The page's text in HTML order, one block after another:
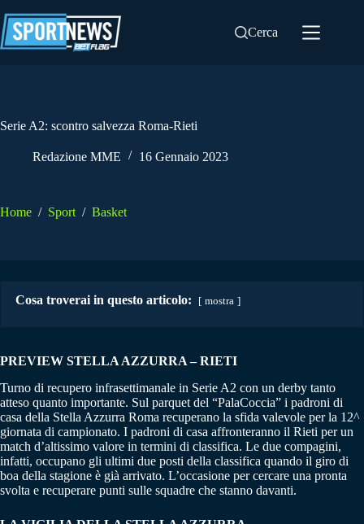
al
contenuto
Cerca
Serie A2: scontro salvezza Roma-Rieti
Redazione MME 16 Gennaio 2023
Home / Sport / Basket
Cosa troverai in questo articolo: mostra
PREVIEW STELLA AZZURRA – RIETI
Turno di recupero infrasettimanale in Serie A2 con un derby tanto
atteso quanto importante. Sul parquet del “PalaCoccia” i padroni di
casa della Stella Azzurra Roma recuperano la sfida valevole per la 12^
giornata di campionato. I padroni di casa affronteranno il Rieti per un
match d’altissimo valore in termini di classifica. Le due compagini,
infatti, occupano gli ultimi due posti della classifica quando il giro di
boa della stagione è già arrivato. L’occasione per cercare una pronta
svolta e recuperare punti sulle squadre che stanno davanti.